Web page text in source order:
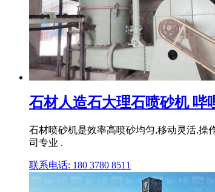
石材人造石大理石喷砂机 哔
石材喷砂机是效率高喷砂均匀,移动灵活,操
司专业 .
联系电话: 180 3780 8511